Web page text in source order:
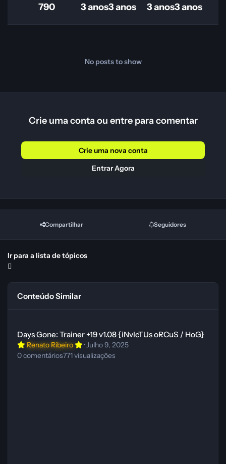
790 3 anos3 anos 3 anos3 anos
No posts to show
Crie uma conta ou entre para comentar
Crie uma nova conta
Entrar Agora
Compartilhar Seguidores
Ir para a lista de tópicos
Conteúdo Similar
Days Gone: Trainer +19 v1.08 {iNvIcTUs oRCuS / HoG}
Renato Ribeiro ·Julho 9, 2025
0comentários771visualizações